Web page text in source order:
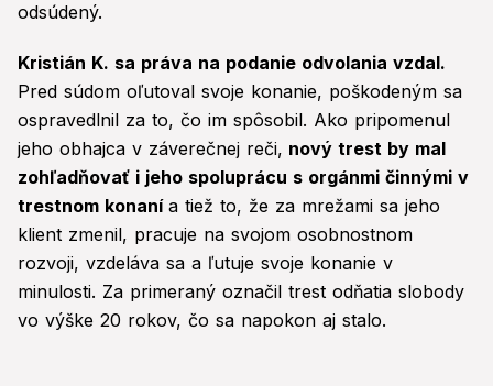
odsúdený.
Kristián K. sa práva na podanie odvolania vzdal.
Pred súdom oľutoval svoje konanie, poškodeným sa
ospravedlnil za to, čo im spôsobil. Ako pripomenul
jeho obhajca v záverečnej reči, nový trest by mal
zohľadňovať i jeho spoluprácu s orgánmi činnými v
trestnom konaní a tiež to, že za mrežami sa jeho
klient zmenil, pracuje na svojom osobnostnom
rozvoji, vzdeláva sa a ľutuje svoje konanie v
minulosti. Za primeraný označil trest odňatia slobody
vo výške 20 rokov, čo sa napokon aj stalo.